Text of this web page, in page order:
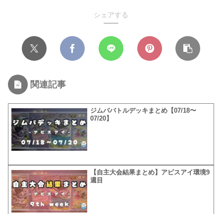
シェアする
関連記事
ジムババトルデッキまとめ【07/18〜
07/20】
【自主大会結果まとめ】アビスアイ環境9
週目